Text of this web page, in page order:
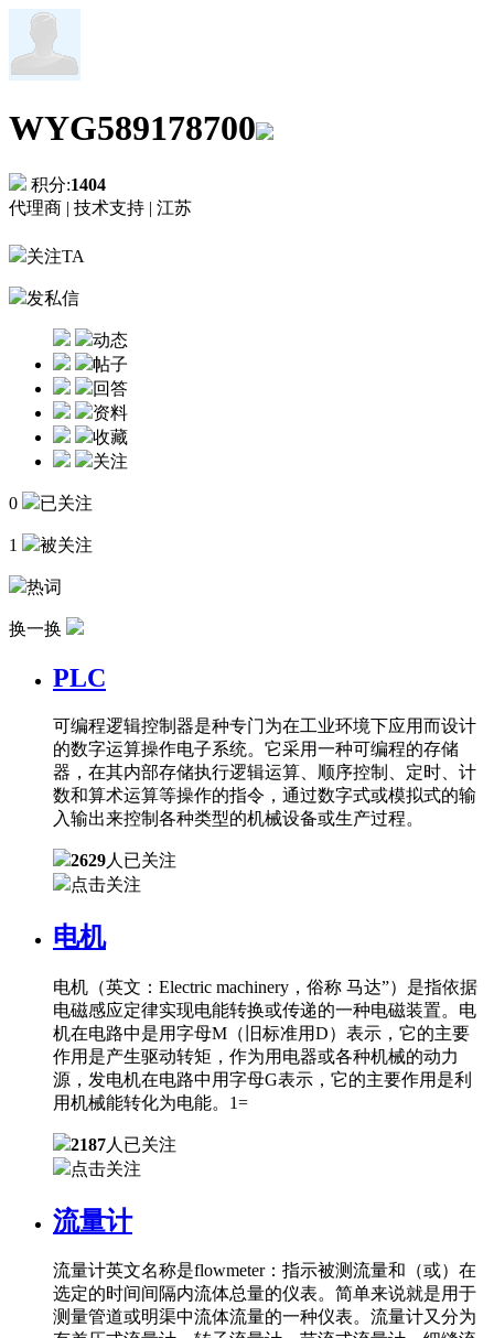
WYG589178700
积分:1404
代理商 | 技术支持 | 江苏
关注TA
发私信
动态
帖子
回答
资料
收藏
关注
0 已关注
1 被关注
热词
换一换
PLC
可编程逻辑控制器是种专门为在工业环境下应用而设计
的数字运算操作电子系统。它采用一种可编程的存储
器，在其内部存储执行逻辑运算、顺序控制、定时、计
数和算术运算等操作的指令，通过数字式或模拟式的输
入输出来控制各种类型的机械设备或生产过程。
2629人已关注
点击关注
电机
电机（英文：Electric machinery，俗称 马达”）是指依据
电磁感应定律实现电能转换或传递的一种电磁装置。电
机在电路中是用字母M（旧标准用D）表示，它的主要
作用是产生驱动转矩，作为用电器或各种机械的动力
源，发电机在电路中用字母G表示，它的主要作用是利
用机械能转化为电能。1=
2187人已关注
点击关注
流量计
流量计英文名称是flowmeter：指示被测流量和（或）在
选定的时间间隔内流体总量的仪表。简单来说就是用于
测量管道或明渠中流体流量的一种仪表。流量计又分为